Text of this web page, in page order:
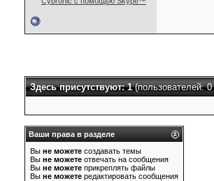
Здесь присутствуют: 1(пользователей:
Ваши права в разделе
Вы не можете создавать темы
Вы не можете отвечать на сообщения
Вы не можете прикреплять файлы
Вы не можете редактировать сообщения